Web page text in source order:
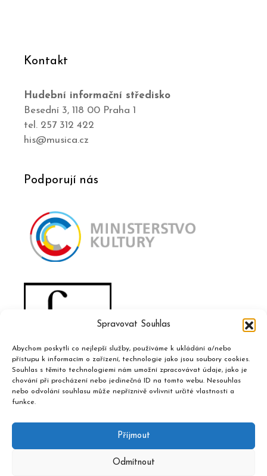
Spravovat Souhlas
Abychom poskytli co nejlepší služby, používáme k ukládání a/nebo
přístupu k informacím o zařízení, technologie jako jsou soubory cookies.
Souhlas s těmito technologiemi nám umožní zpracovávat údaje, jako je
chování při procházení nebo jedinečná ID na tomto webu. Nesouhlas
nebo odvolání souhlasu může nepříznivě ovlivnit určité vlastnosti a
funkce.
Příjmout
Odmítnout
Kontakt
Hudební informační středisko
Besední 3, 118 00 Praha 1
tel. 257 312 422
his@musica.cz
Podporují nás